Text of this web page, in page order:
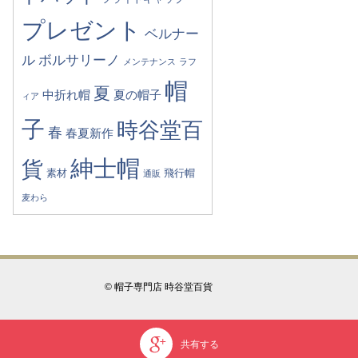
共有する
プレゼント
ベルナー
ル ボルサリーノ メンテナンス ラフ
ィア 中折れ帽 夏 夏の帽子 帽
子 春 春夏新作 時谷堂百
貨 素材 紳士帽 通販 飛行帽
麦わら
© 帽子専門店 時谷堂百貨